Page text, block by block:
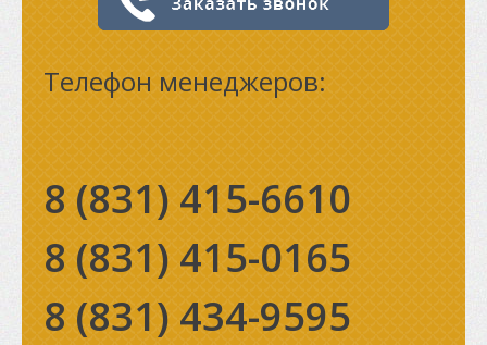
Телефон менеджеров:
8 (831) 415-6610
8 (831) 415-0165
8 (831) 434-9595